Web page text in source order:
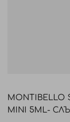
началото
на
МОNTIBELLO
MINI 5ML-